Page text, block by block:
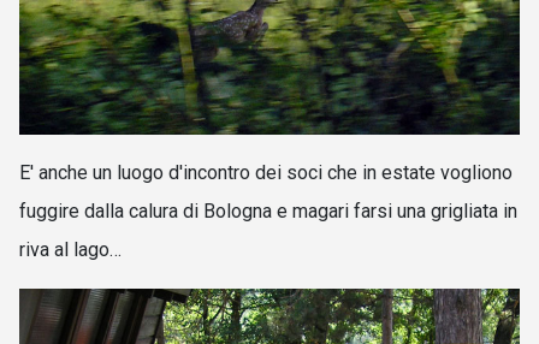
E' anche un luogo d'incontro dei soci che in estate vogliono
fuggire dalla calura di Bologna e magari farsi una grigliata in
riva al lago…